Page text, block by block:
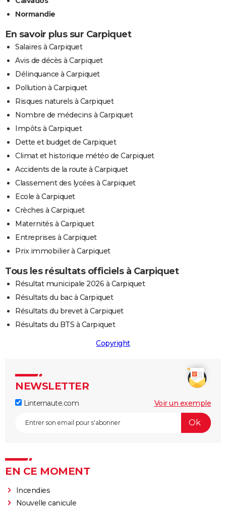
Normandie
En savoir plus sur Carpiquet
Salaires à Carpiquet
Avis de décès à Carpiquet
Délinquance à Carpiquet
Pollution à Carpiquet
Risques naturels à Carpiquet
Nombre de médecins à Carpiquet
Impôts à Carpiquet
Dette et budget de Carpiquet
Climat et historique météo de Carpiquet
Accidents de la route à Carpiquet
Classement des lycées à Carpiquet
Ecole à Carpiquet
Crèches à Carpiquet
Maternités à Carpiquet
Entreprises à Carpiquet
Prix immobilier à Carpiquet
Tous les résultats officiels à Carpiquet
Résultat municipale 2026 à Carpiquet
Résultats du bac à Carpiquet
Résultats du brevet à Carpiquet
Résultats du BTS à Carpiquet
Copyright
NEWSLETTER
Linternaute.com Voir un exemple
EN CE MOMENT
Incendies
Nouvelle canicule